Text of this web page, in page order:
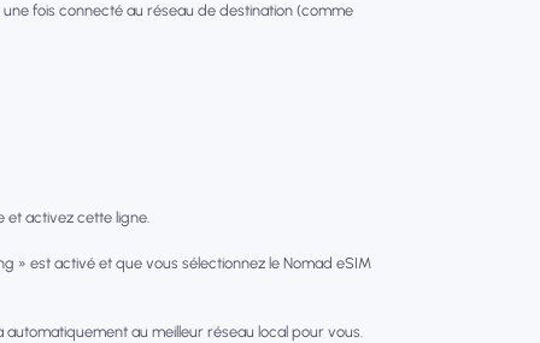
fois connecté au réseau de destination (comme
et activez cette ligne.
» est activé et que vous sélectionnez le Nomad eSIM
au meilleur réseau local pour vous.